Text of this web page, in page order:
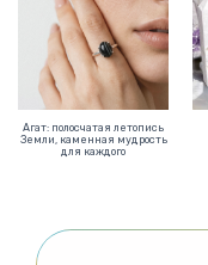
Агат: полосчатая летопись
Земли, каменная мудрость
для каждого